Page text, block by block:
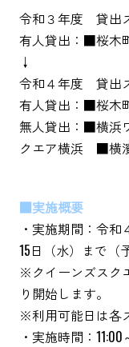
令和３年度 貸出
有人貸出：■桜木
↓
令和４年度 貸出
有人貸出：■桜木
無人貸出：■横浜
クエア横浜 ■横
■実施概要
・実施期間：令
15日（水）まで（
※クイーンズスク
り開始します。
※利用可能日は各
・実施時間：